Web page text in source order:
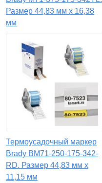
Размер 44,83 мм х 16,38
мм
Термоусадочный маркер
Brady BM71-250-175-342-
RD. Размер 44,83 мм х
11,15 мм